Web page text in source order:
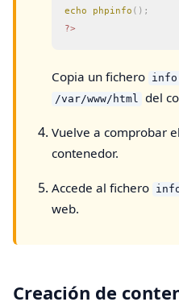
echo phpinfo ();
?>
Copia un fichero
/var/www/html del
Vuelve a comprobar
contenedor.
Accede al fichero
web.
Creación de